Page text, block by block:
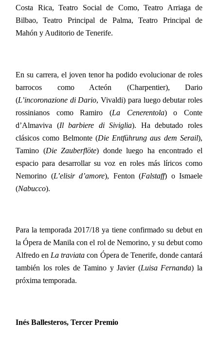
Costa Rica, Teatro Social de Como, Teatro Arriaga de
Bilbao, Teatro Principal de Palma, Teatro Principal de
Mahón y Auditorio de Tenerife.
En su carrera, el joven tenor ha podido evolucionar de roles
barrocos como Acteón (Charpentier), Dario
(L’incoronazione di Dario, Vivaldi) para luego debutar roles
rossinianos como Ramiro (La Cenerentola) o Conte
d’Almaviva (Il barbiere di Siviglia). Ha debutado roles
clásicos como Belmonte (Die Entführung aus dem Serail),
Tamino (Die Zauberflöte) donde luego ha encontrado el
espacio para desarrollar su voz en roles más líricos como
Nemorino (L’elisir d’amore), Fenton (Falstaff) o Ismaele
(Nabucco).
Para la temporada 2017/18 ya tiene confirmado su debut en
la Ópera de Manila con el rol de Nemorino, y su debut como
Alfredo en La traviata con Ópera de Tenerife, donde cantará
también los roles de Tamino y Javier (Luisa Fernanda) la
próxima temporada.
Inés Ballesteros, Tercer Premio